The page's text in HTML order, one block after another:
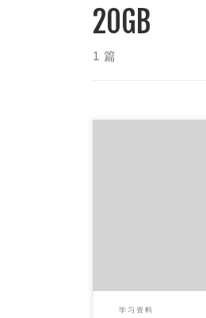
20GB
1 篇
学习资料